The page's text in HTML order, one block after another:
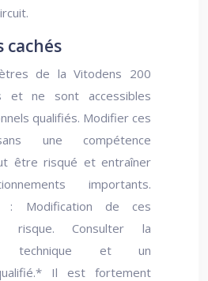
cachés
de la Vitodens 200
et ne sont accessibles
qualifiés. Modifier ces
une compétence
être risqué et entraîner
importants.
: Modification de ces
risque. Consulter la
technique et un
Il est fortement